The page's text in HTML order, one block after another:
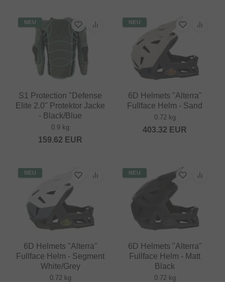
NEU
S1 Protection "Defense
Elite 2.0" Protektor Jacke
- Black/Blue
0.9 kg
159.62 EUR
NEU
6D Helmets "Alterra"
Fullface Helm - Sand
0.72 kg
403.32 EUR
NEU
6D Helmets "Alterra"
Fullface Helm - Segment
White/Grey
0.72 kg
NEU
6D Helmets "Alterra"
Fullface Helm - Matt
Black
0.72 kg